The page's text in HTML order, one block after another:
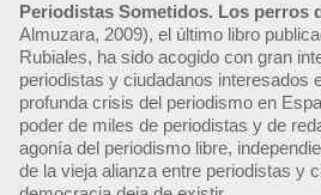
Periodistas Sometidos. Los perros
Almuzara, 2009), el último libro
Rubiales, ha sido acogido con gran
periodistas y ciudadanos interesados
profunda crisis del periodismo en
poder de miles de periodistas y de
agonía del periodismo libre,
de la vieja alianza entre periodistas y